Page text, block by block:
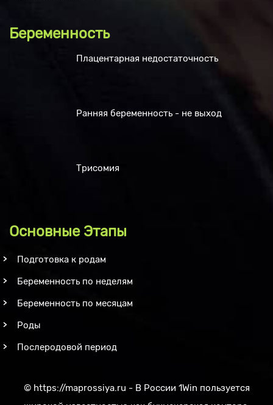
Беременность
Плацентарная недостаточность
Ранняя беременность - не выход
Трисомия
Основные Этапы
Подготовка к родам
Беременность по неделям
Беременность по месяцам
Роды
Послеродовой период
© https://maprossiya.ru - В России 1Win пользуется